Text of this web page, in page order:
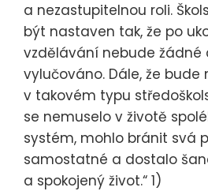
a nezastupitelnou roli.
být nastaven tak, že po
vzdělávání nebude
vylučováno. Dále, že
v takovém typu
se nemuselo v životě
systém, mohlo bránit svá
samostatné a dostalo
a spokojený život.“ 1)